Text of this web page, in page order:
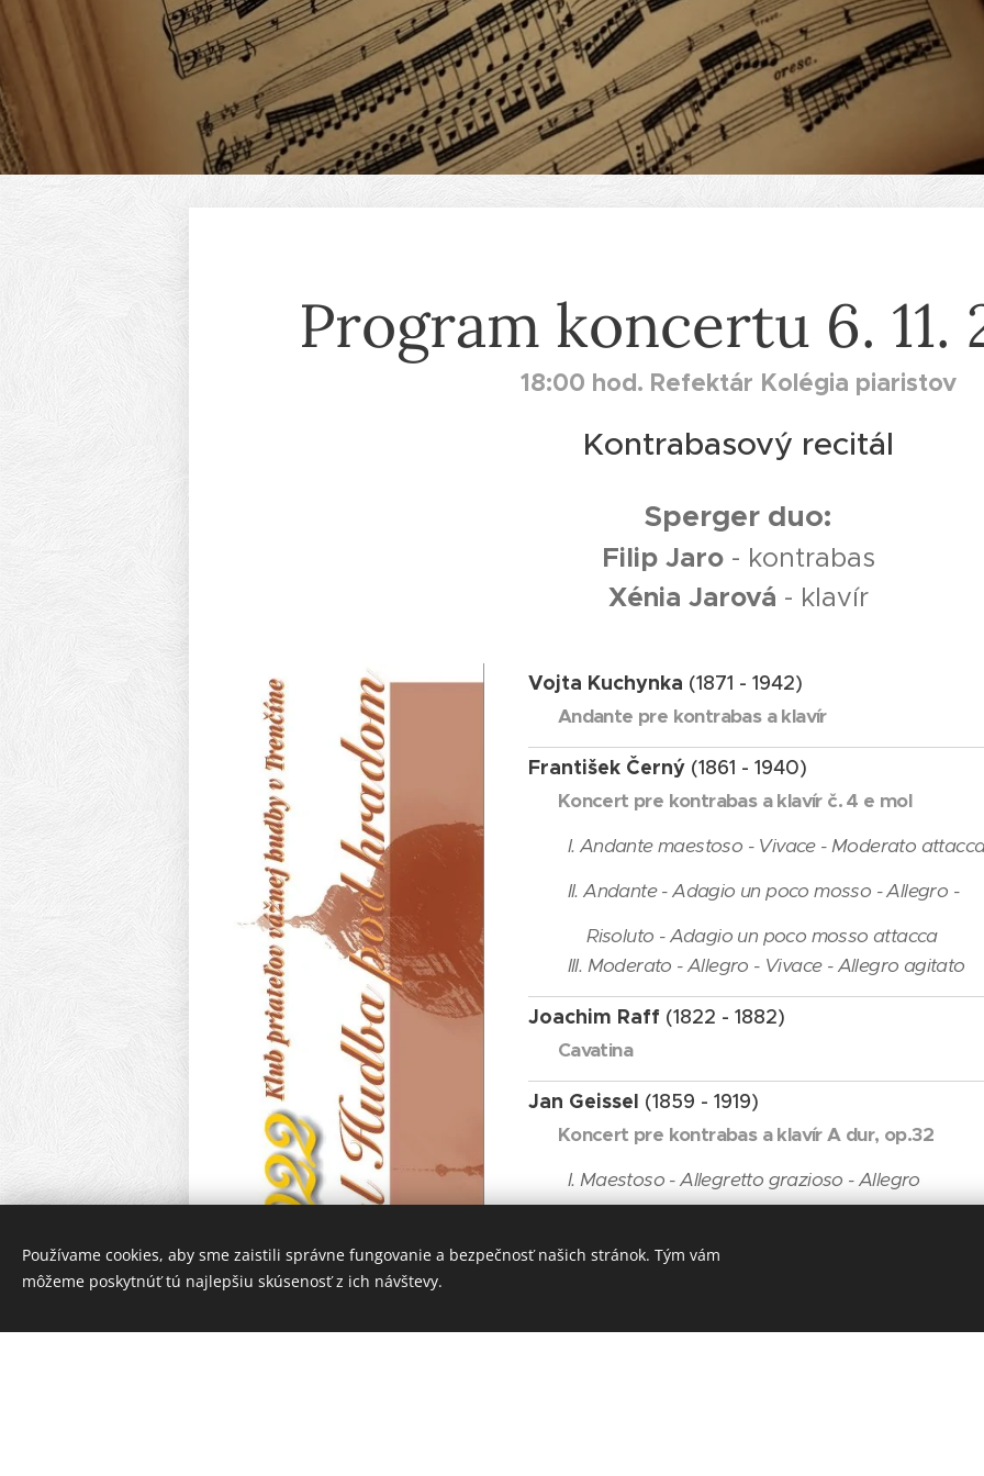
Program koncertu 6. 11.
18:00 hod. Refektár Kolégia piaristov
Kontrabasový recitál
Sperger duo:
Filip Jaro - kontrabas
Xénia Jarová - klavír
Vojta Kuchynka (1871 - 1942)
Andante pre kontrabas a klavír
František Černý (1861 - 1940)
Koncert pre kontrabas a klavír č. 4 e mol
I. Andante maestoso - Vivace - Moderato
II. Andante - Adagio un poco mosso - Allegro -
Risoluto - Adagio un poco mosso attacca
III. Moderato - Allegro - Vivace - Allegro agitato
Joachim Raff (1822 - 1882)
Cavatina
Jan Geissel (1859 - 1919)
Koncert pre kontrabas a klavír A dur, op.32
I. Maestoso - Allegretto grazioso - Allegro
III. Allegro molto
Fantázia na témy Smetanových opier
Používame cookies, aby sme zaistili správne fungovanie a bezpečnosť našich stránok. Tým vám
môžeme poskytnúť tú najlepšiu skúsenosť z ich návštevy.